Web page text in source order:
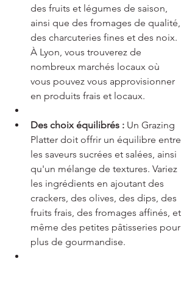
des fruits et légumes de saison,
ainsi que des fromages de qualité,
des charcuteries fines et des noix.
À Lyon, vous trouverez de
nombreux marchés locaux où
vous pouvez vous approvisionner
en produits frais et locaux.
Des choix équilibrés : Un Grazing
Platter doit offrir un équilibre entre
les saveurs sucrées et salées, ainsi
qu'un mélange de textures. Variez
les ingrédients en ajoutant des
crackers, des olives, des dips, des
fruits frais, des fromages affinés, et
même des petites pâtisseries pour
plus de gourmandise.